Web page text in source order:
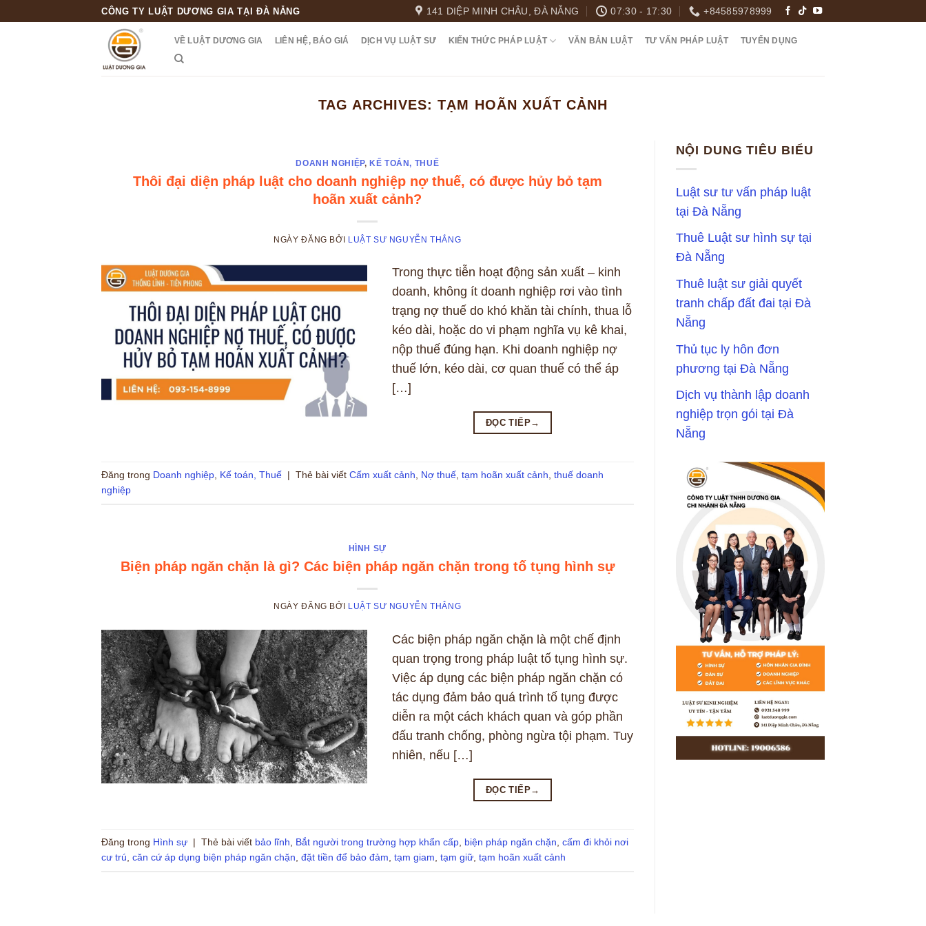
CÔNG TY LUẬT DƯƠNG GIA TẠI ĐÀ NẴNG 141 DIỆP MINH CHÂU, ĐÀ NẴNG 07:30 - 17:30 +84585978999
VỀ LUẬT DƯƠNG GIA LIÊN HỆ, BÁO GIÁ DỊCH VỤ LUẬT SƯ KIẾN THỨC PHÁP LUẬT VĂN BẢN LUẬT TƯ VẤN PHÁP LUẬT TUYỂN DỤNG
TAG ARCHIVES:TẠM HOÃN XUẤT CẢNH
DOANH NGHIỆP,KẾ TOÁN, THUẾ
Thôi đại diện pháp luật cho doanh nghiệp nợ thuế, có được hủy bỏ tạm
hoãn xuất cảnh?
NGÀY ĐĂNG BỞI LUẬT SƯ NGUYỄN THẮNG
Trong thực tiễn hoạt động sản xuất – kinh
doanh, không ít doanh nghiệp rơi vào tình
trạng nợ thuế do khó khăn tài chính, thua lỗ
kéo dài, hoặc do vi phạm nghĩa vụ kê khai,
nộp thuế đúng hạn. Khi doanh nghiệp nợ
thuế lớn, kéo dài, cơ quan thuế có thể áp
[…]
ĐỌC TIẾP→
Đăng trong Doanh nghiệp, Kế toán, Thuế | Thẻ bài viết Cấm xuất cảnh, Nợ thuế, tạm hoãn xuất cảnh, thuế doanh
nghiệp
HÌNH SỰ
Biện pháp ngăn chặn là gì? Các biện pháp ngăn chặn trong tố tụng hình sự
NGÀY ĐĂNG BỞI LUẬT SƯ NGUYỄN THẮNG
Các biện pháp ngăn chặn là một chế định
quan trọng trong pháp luật tố tụng hình sự.
Việc áp dụng các biện pháp ngăn chặn có
tác dụng đảm bảo quá trình tố tụng được
diễn ra một cách khách quan và góp phần
đấu tranh chống, phòng ngừa tội phạm. Tuy
nhiên, nếu […]
ĐỌC TIẾP→
Đăng trong Hình sự | Thẻ bài viết bảo lĩnh, Bắt người trong trường hợp khẩn cấp, biện pháp ngăn chặn, cấm đi khỏi nơi
cư trú, căn cứ áp dụng biện pháp ngăn chặn, đặt tiền để bảo đảm, tạm giam, tạm giữ, tạm hoãn xuất cảnh
NỘI DUNG TIÊU BIỂU
Luật sư tư vấn pháp luật
tại Đà Nẵng
Thuê Luật sư hình sự tại
Đà Nẵng
Thuê luật sư giải quyết
tranh chấp đất đai tại Đà
Nẵng
Thủ tục ly hôn đơn
phương tại Đà Nẵng
Dịch vụ thành lập doanh
nghiệp trọn gói tại Đà
Nẵng